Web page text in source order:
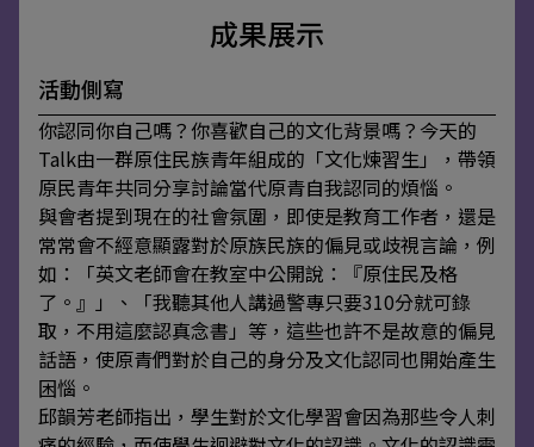
成果展示
活動側寫
你認同你自己嗎？你喜歡自己的文化背景嗎？今天的
Talk由一群原住民族青年組成的「文化煉習生」，帶領
原民青年共同分享討論當代原青自我認同的煩惱。
與會者提到現在的社會氛圍，即使是教育工作者，還是
常常會不經意顯露對於原族民族的偏見或歧視言論，例
如：「英文老師會在教室中公開說：『原住民及格
了。』」、「我聽其他人講過警專只要310分就可錄
取，不用這麼認真念書」等，這些也許不是故意的偏見
話語，使原青們對於自己的身分及文化認同也開始產生
困惱。
邱韻芳老師指出，學生對於文化學習會因為那些令人刺